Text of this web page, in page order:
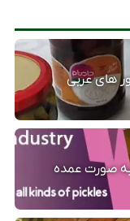
های عربی
به صورت عمده